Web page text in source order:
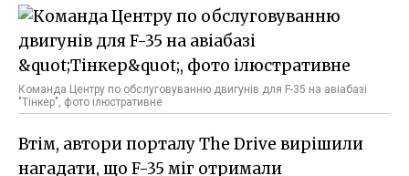
Команда Центру по обслуговуванню двигунів для F-35 на авіабазі
"Тінкер", фото ілюстративне
Втім, автори порталу The Drive вирішили
нагадати, що F-35 міг отримали